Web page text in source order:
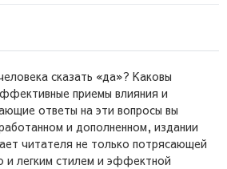
сказать «да»? Каковы
приемы влияния и
ответы на эти вопросы вы
и дополненном, издании
читателя не только потрясающей
легким стилем и эффектной